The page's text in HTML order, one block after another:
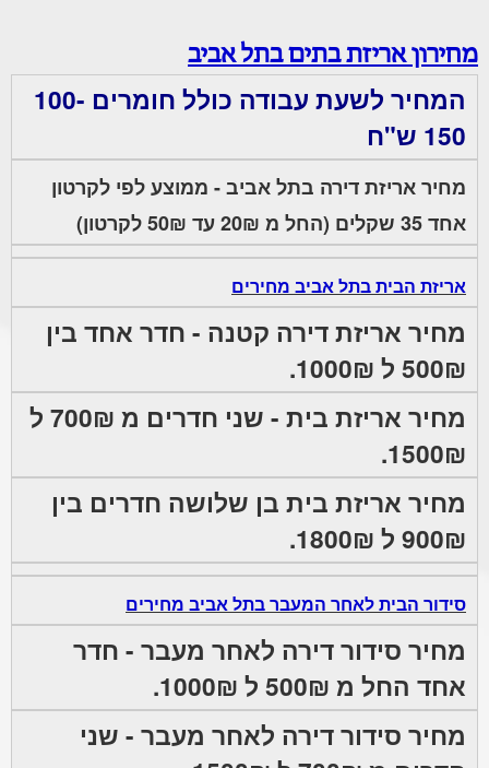
מחירון אריזת בתים בתל אביב
המחיר לשעת עבודה כולל חומרים 100-
150 ש"ח
מחיר אריזת דירה בתל אביב - ממוצע לפי לקרטון
אחד 35 שקלים (החל מ 20₪ עד 50₪ לקרטון)
אריזת הבית בתל אביב מחירים
מחיר אריזת דירה קטנה - חדר אחד בין
500₪ ל 1000₪.
מחיר אריזת בית - שני חדרים מ 700₪ ל
1500₪.
מחיר אריזת בית בן שלושה חדרים בין
900₪ ל 1800₪.
סידור הבית לאחר המעבר בתל אביב מחירים
מחיר סידור דירה לאחר מעבר - חדר
אחד החל מ 500₪ ל 1000₪.
מחיר סידור דירה לאחר מעבר - שני